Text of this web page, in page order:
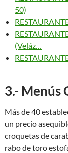
50)
(Veláz…
3.- Menús
Más de 40
un precio
croquetas de
rabo de toro